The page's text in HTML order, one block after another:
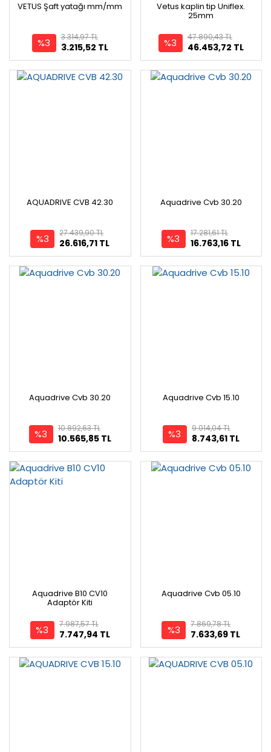
VETUS Şaft yatağı mm/mm
%3 3.215,52 TL
3.314,97 TL
Vetus kaplin tip Uniflex.
25mm
%3 46.453,72 TL
47.890,43 TL
AQUADRIVE CVB 42.30
%3 26.616,71 TL
27.439,90 TL
Aquadrive Cvb 30.20
%3 16.763,16 TL
17.281,61 TL
Aquadrive Cvb 30.20
%3 10.565,85 TL
10.892,63 TL
Aquadrive Cvb 15.10
%3 8.743,61 TL
9.014,04 TL
Aquadrive B10 CV10
Adaptör Kiti
%3 7.747,94 TL
7.987,57 TL
Aquadrive Cvb 05.10
%3 7.633,69 TL
7.869,78 TL